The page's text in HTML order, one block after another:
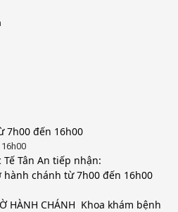
7h00 đến 16h00
Tân An tiếp nhận:
chánh từ 7h00 đến 16h00
HÀNH CHÁNH Khoa khám bệnh